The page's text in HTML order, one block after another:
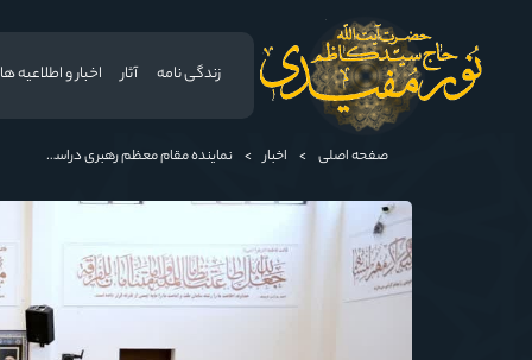
زندگی نامه آثار اخبار و اطلاعیه ها
صفحه اصلی > اخبار > نماینده مقام معظم رهبری دراستان گلستان: خصلت های خوب اخلاقی و جوانمردی باعث ماندگاری تختی شده است